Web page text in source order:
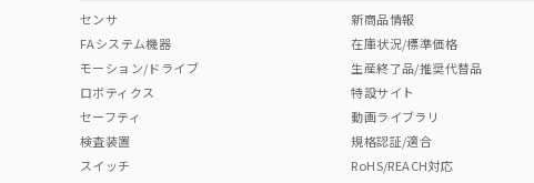
中国 RoHS表
Pb Hg Cr(VI)
センサ
FAシステム機器
モーション/ドライブ
ロボティクス
セーフティ
検査装置
スイッチ
新商品情報
在庫状況/標準価格
生産終了品/推奨代替品
特設サイト
動画ライブラリ
規格認証/適合
RoHS/REACH対応